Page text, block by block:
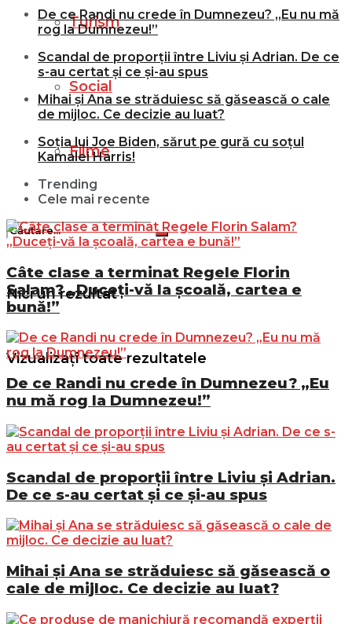
Turism
Social
Filme
Nici un rezultat
Vizualizați toate rezultatele
De ce Randi nu crede în Dumnezeu? „Eu nu mă
rog la Dumnezeu!”
Scandal de proporții între Liviu și Adrian. De ce
s-au certat și ce și-au spus
Mihai și Ana se străduiesc să găsească o cale
de mijloc. Ce decizie au luat?
Soția lui Joe Biden, sărut pe gură cu soțul
Kamalei Harris!
Trending
Cele mai recente
Câte clase a terminat Regele Florin
Salam? „Duceți-vă la școală, cartea e
bună!”
De ce Randi nu crede în Dumnezeu? „Eu
nu mă rog la Dumnezeu!”
Scandal de proporții între Liviu și Adrian.
De ce s-au certat și ce și-au spus
Mihai și Ana se străduiesc să găsească o
cale de mijloc. Ce decizie au luat?